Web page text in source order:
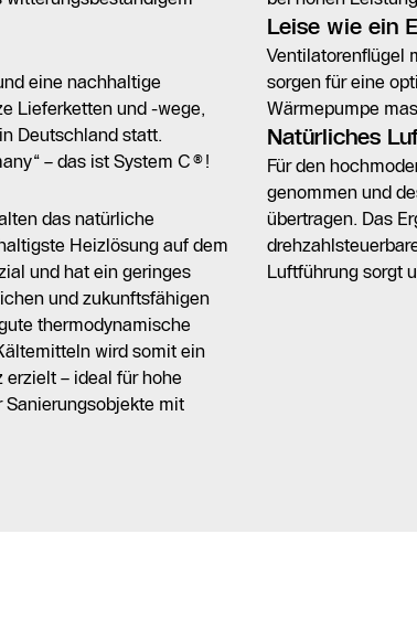
eine nachhaltige
Lieferketten und -wege,
Deutschland statt.
– das ist System C®!
das natürliche
Heizlösung auf dem
und hat ein geringes
und zukunftsfähigen
thermodynamische
wird somit ein
– ideal für hohe
Sanierungsobjekte mit
Leise wie ein
Ventilatorenflügel
sorgen für eine
Wärmepumpe
Natürliches
Für den
genommen und
übertragen. Das
Luftführung sorgt